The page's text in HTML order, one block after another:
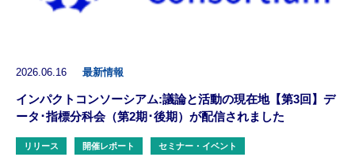
2026.06.16 最新情報
インパクトコンソーシアム:議論と活動の現在地【第3回】デ
ータ･指標分科会（第2期･後期）が配信されました
リリース 開催レポート セミナー・イベント